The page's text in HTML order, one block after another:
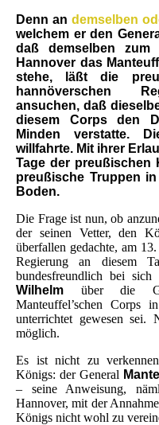
Denn an demselben
welchem er den
daß demselben zum
Hannover das
stehe, läßt die
hannöverschen
ansuchen, daß
diesem Corps den
Minden verstatte.
willfahrte. Mit ihrer
Tage der preußischen
preußische Truppen
Boden.
Die Frage ist nun, ob
der seinen Vetter, den
überfallen gedachte, am
Regierung an diesem
bundesfreundlich bei
Wilhelm über die
Manteuffel’schen Corps
unterrichtet gewesen
möglich.
Es ist nicht zu
Königs: der General
– seine Anweisung,
Hannover, mit der
Königs nicht wohl zu